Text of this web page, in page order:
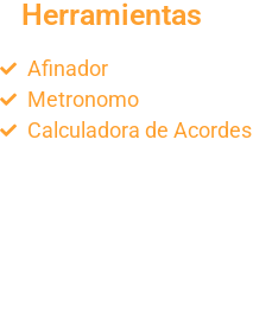
Herramientas
Afinador
Metronomo
Calculadora de Acordes